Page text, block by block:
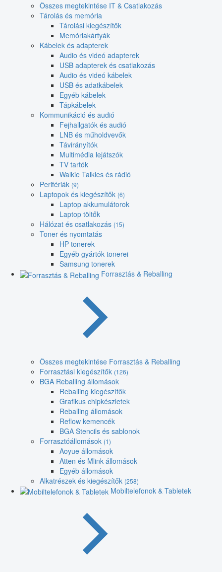
Összes megtekintése IT & Csatlakozás
Tárolás és memória
Tárolási kiegészítők
Memóriakártyák
Kábelek és adapterek
Audio és videó adapterek
USB adapterek és csatlakozás
Audio és videó kábelek
USB és adatkábelek
Egyéb kábelek
Tápkábelek
Kommunikáció és audió
Fejhallgatók és audió
LNB és műholdvevők
Távirányítók
Multimédia lejátszók
TV tartók
Walkie Talkies és rádió
Perifériák (9)
Laptopok és kiegészítők (6)
Laptop akkumulátorok
Laptop töltők
Hálózat és csatlakozás (15)
Toner és nyomtatás
HP tonerek
Egyéb gyártók tonerei
Samsung tonerek
Forrasztás & Reballing
Összes megtekintése Forrasztás & Reballing
Forrasztási kiegészítők (126)
BGA Reballing állomások
Reballing kiegészítők
Grafikus chipkészletek
Reballing állomások
Reflow kemencék
BGA Stencils és sablonok
Forrasztóállomások (1)
Aoyue állomások
Atten és Mlink állomások
Egyéb állomások
Alkatrészek és kiegészítők (258)
Mobiltelefonok & Tabletek